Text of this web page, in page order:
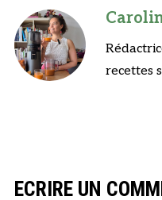
recettes
ECRIRE UN